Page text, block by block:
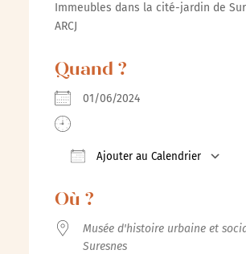
Immeubles dans la cité-jardin de
ARCJ
Quand ?
01/06/2024
Ajouter au Calendrier
Où ?
Musée d'histoire urbaine et
Suresnes